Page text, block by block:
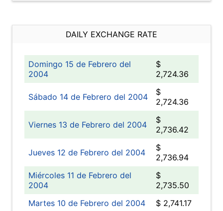
DAILY EXCHANGE RATE
Domingo 15 de Febrero del
2004
$
2,724.36
Sábado 14 de Febrero del 2004
$
2,724.36
Viernes 13 de Febrero del 2004
$
2,736.42
Jueves 12 de Febrero del 2004
$
2,736.94
Miércoles 11 de Febrero del
2004
$
2,735.50
Martes 10 de Febrero del 2004
$ 2,741.17